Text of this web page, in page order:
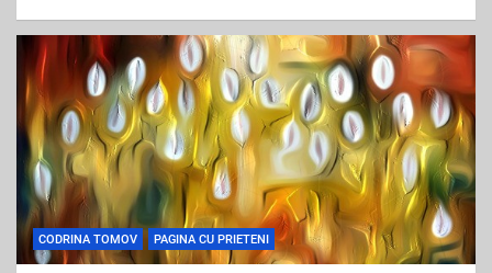
c
e
b
o
o
k
tt
er
ai
l
ar
e
CODRINA TOMOV PAGINA CU PRIETENI